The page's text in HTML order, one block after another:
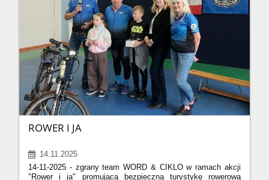
ROWER I JA
14.11.2025
14-11-2025 - zgrany team WORD & CIKLO w ramach akcji
"Rower i ja" promującą bezpieczną turystykę rowerową